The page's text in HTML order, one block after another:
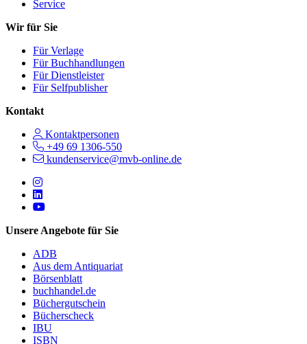
Service
Wir für Sie
Für Verlage
Für Buchhandlungen
Für Dienstleister
Für Selfpublisher
Kontakt
Kontaktpersonen
+49 69 1306-550
kundenservice@mvb-online.de
Follow us on https://www.instagram.com/lifeatmvb/
Follow us on https://www.linkedin.com/company/mvbbooks
Follow us on https://www.youtube.com/@mvbbooks
Unsere Angebote für Sie
ADB
Aus dem Antiquariat
Börsenblatt
buchhandel.de
Büchergutschein
Bücherscheck
IBU
ISBN